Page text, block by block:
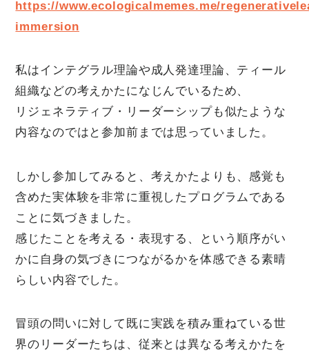
https://www.ecologicalmemes.me/
immersion
私はインテグラル理論や成人発達理論、ティール
組織などの考えかたになじんでいるため、
リジェネラティブ・リーダーシップも似たような
内容なのではと参加前までは思っていました。
しかし参加してみると、考えかたよりも、感覚も
含めた実体験を非常に重視したプログラムである
ことに気づきました。
感じたことを考える・表現する、という順序がい
かに自身の気づきにつながるかを体感できる素晴
らしい内容でした。
冒頭の問いに対して既に実践を積み重ねている世
界のリーダーたちは、従来とは異なる考えかたを